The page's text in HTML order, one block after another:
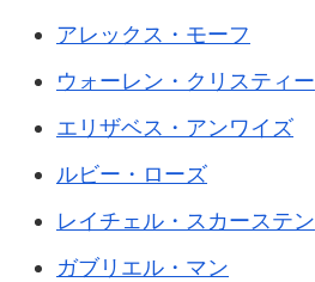
アレックス・モーフ
ウォーレン・クリスティー
エリザベス・アンワイズ
ルビー・ローズ
レイチェル・スカーステン
ガブリエル・マン